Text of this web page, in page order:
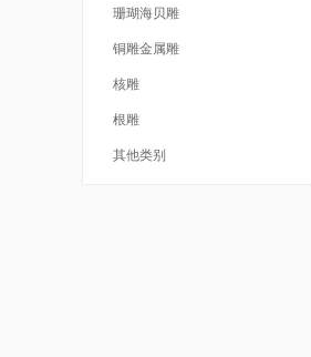
珊瑚海贝雕
铜雕金属雕
核雕
根雕
其他类别